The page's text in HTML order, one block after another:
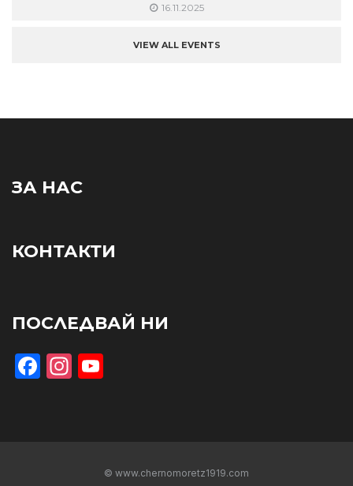
16.11.2025
VIEW ALL EVENTS
ЗА НАС
КОНТАКТИ
ПОСЛЕДВАЙ НИ
Facebook
Instagram
© www.chernomoretz1919.com